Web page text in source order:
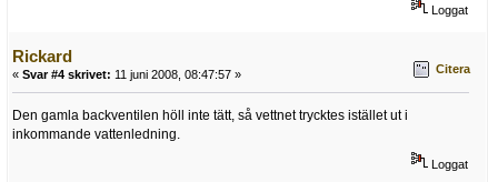
Loggat
Rickard
« Svar #4 skrivet: 11 juni 2008, 08:47:57 » Citera
Den gamla backventilen höll inte tätt, så vettnet trycktes istället ut i
inkommande vattenledning.
Loggat